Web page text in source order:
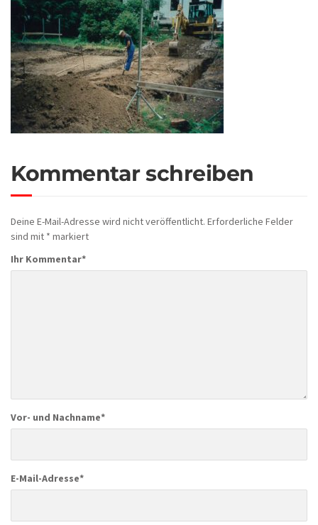
Kommentar schreiben
Deine E-Mail-Adresse wird nicht veröffentlicht. Erforderliche Felder
sind mit * markiert
Ihr Kommentar*
Vor- und Nachname*
E-Mail-Adresse*